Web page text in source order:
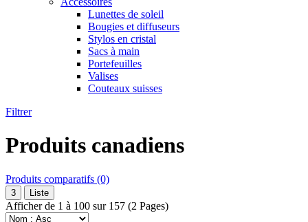
Lunettes de soleil
Bougies et diffuseurs
Stylos en cristal
Sacs à main
Portefeuilles
Valises
Couteaux suisses
Filtrer
Produits canadiens
Produits comparatifs (0)
3 Liste
Afficher de 1 à 100 sur 157 (2 Pages)